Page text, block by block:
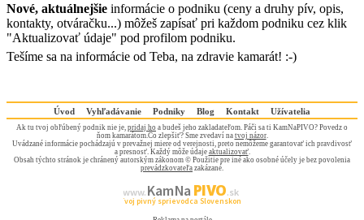
Nové, aktuálnejšie informácie o podniku (ceny a druhy pív, opis,
kontakty, otváračku...) môžeš zapísať pri každom podniku cez klik
"Aktualizovať údaje" pod profilom podniku.
Tešíme sa na informácie od Teba, na zdravie kamarát! :-)
Úvod Vyhľadávanie Podniky Blog Kontakt Užívatelia
Ak tu tvoj obľúbený podnik nie je, pridaj ho a budeš jeho zakladateľom. Páči sa ti KamNaPIVO? Povedz o
ňom kamarátom.Čo zlepšiť? Sme zvedaví na tvoj názor.
Uvádzané informácie pochádzajú v prevažnej miere od verejnosti, preto nemôžeme garantovať ich pravdivosť
a presnosť. Každý môže údaje aktualizovať.
Obsah týchto stránok je chránený autorským zákonom © Použitie pre iné ako osobné účely je bez povolenia
prevádzkovateľa zakázané.
www.Kam Na PIVO.sk
Tvoj pivný sprievodca Slovenskom